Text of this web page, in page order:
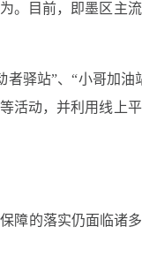
。目前，即墨区主
者驿站”、“小哥加油
活动，并利用线上
障的落实仍面临诸